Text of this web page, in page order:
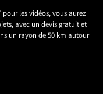
les vidéos, vous aurez
avec un devis gratuit et
un rayon de 50 km autour